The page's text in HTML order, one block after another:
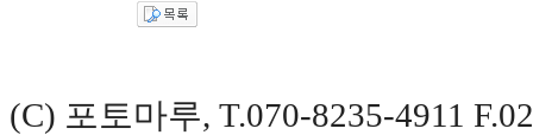
(C) 포토마루, T.070-8235-4911